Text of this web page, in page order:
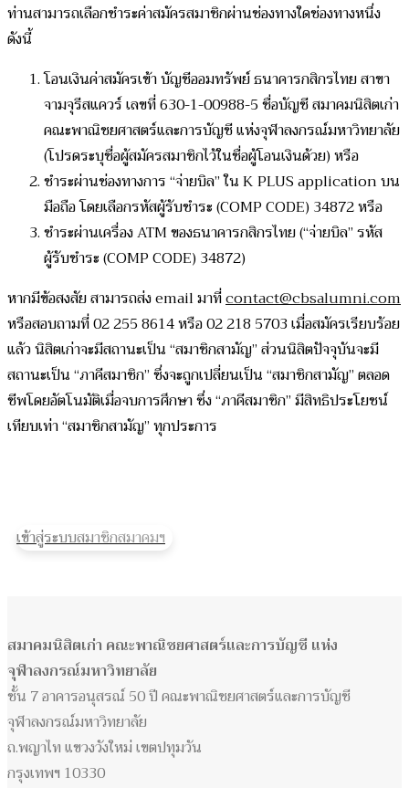
ท่านสามารถเลือกชำระค่าสมัครสมาชิกผ่านช่องทางใดช่องทางหนึ่ง
ดังนี้
โอนเงินค่าสมัครเข้า บัญชีออมทรัพย์ ธนาคารกสิกรไทย สาขา
จามจุรีสแควร์ เลขที่ 630-1-00988-5 ชื่อบัญชี สมาคมนิสิตเก่า
คณะพาณิชยศาสตร์และการบัญชี แห่งจุฬาลงกรณ์มหาวิทยาลัย
(โปรดระบุชื่อผู้สมัครสมาชิกไว้ในชื่อผู้โอนเงินด้วย) หรือ
ชำระผ่านช่องทางการ “จ่ายบิล” ใน K PLUS application บน
มือถือ โดยเลือกรหัสผู้รับชำระ (COMP CODE) 34872 หรือ
ชำระผ่านเครื่อง ATM ของธนาคารกสิกรไทย (“จ่ายบิล” รหัส
ผู้รับชำระ (COMP CODE) 34872)
หากมีข้อสงสัย สามารถส่ง email มาที่contact@cbsalumni.com
หรือสอบถามที่ 02 255 8614 หรือ 02 218 5703 เมื่อสมัครเรียบร้อย
แล้ว นิสิตเก่าจะมีสถานะเป็น “สมาชิกสามัญ” ส่วนนิสิตปัจจุบันจะมี
สถานะเป็น “ภาคีสมาชิก” ซึ่งจะถูกเปลี่ยนเป็น “สมาชิกสามัญ” ตลอด
ชีพโดยอัตโนมัติเมื่อจบการศึกษา ซึ่ง “ภาคีสมาชิก” มีสิทธิประโยชน์
เทียบเท่า “สมาชิกสามัญ” ทุกประการ
เข้าสู่ระบบสมาชิกสมาคมฯ
สมาคมนิสิตเก่า คณะพาณิชยศาสตร์และการบัญชี แห่ง
จุฬาลงกรณ์มหาวิทยาลัย
ชั้น 7 อาคารอนุสรณ์ 50 ปี คณะพาณิชยศาสตร์และการบัญชี
จุฬาลงกรณ์มหาวิทยาลัย
ถ.พญาไท แขวงวังใหม่ เขตปทุมวัน
กรุงเทพฯ 10330